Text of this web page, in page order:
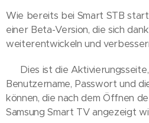
Wie bereits bei Smart STB
einer Beta-Version, die sich
weiterentwickeln und
👉 Dies ist die
Benutzername, Passwort und
können, die nach dem Öffnen
Samsung Smart TV angezeigt